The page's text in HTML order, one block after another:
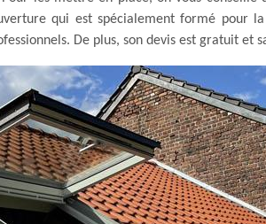
qui est spécialement formé pour
De plus, son devis est gratuit et